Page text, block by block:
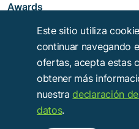
Awards
Este sitio utiliza
continuar navegando
ofertas, acepta estas
obtener más
nuestradeclaración
datos.